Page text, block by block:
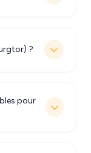
?
pour